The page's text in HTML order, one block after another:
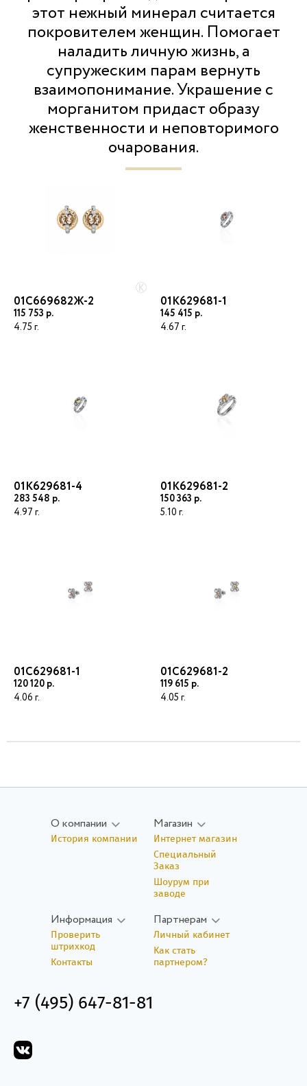
Электронная почта
ВОЙТИ
этот нежный минерал считается
покровителем женщин. Помогает
наладить личную жизнь, а
супружеским парам вернуть
взаимопонимание. Украшение с
морганитом придаст образу
женственности и неповторимого
очарования.
01С669682Ж-2
115 753
4.75
01К629681-1
145 415
4.67
01К629681-4
283 548
4.97
01К629681-2
150 363
5.10
01С629681-1
120 120
4.06
01С629681-2
119 615
4.05
О компании
История компании
Магазин
Интернет магазин
Специальный
Заказ
Шоурум при
заводе
Информация
Проверить
штрихкод
Контакты
Партнерам
Личный кабинет
Как стать
партнером?
+7 (495) 647-81-81